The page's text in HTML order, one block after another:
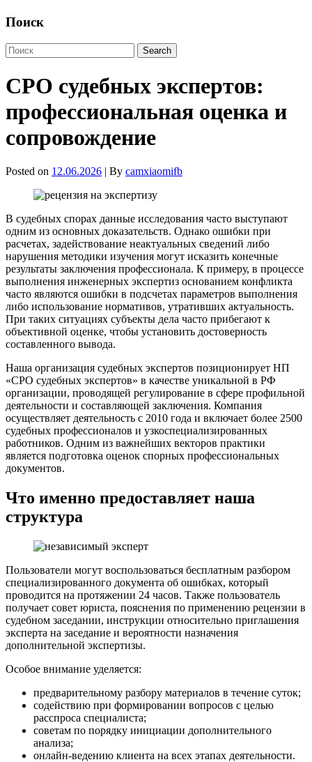
Поиск
СРО судебных экспертов:
профессиональная оценка и
сопровождение
Posted on 12.06.2026 | By camxiaomifb
В судебных спорах данные исследования часто выступают
одним из основных доказательств. Однако ошибки при
расчетах, задействование неактуальных сведений либо
нарушения методики изучения могут исказить конечные
результаты заключения профессионала. К примеру, в процессе
выполнения инженерных экспертиз основанием конфликта
часто являются ошибки в подсчетах параметров выполнения
либо использование нормативов, утративших актуальность.
При таких ситуациях субъекты дела часто прибегают к
объективной оценке, чтобы установить достоверность
составленного вывода.
Наша организация судебных экспертов позиционирует НП
«СРО судебных экспертов» в качестве уникальной в РФ
организации, проводящей регулирование в сфере профильной
деятельности и составляющей заключения. Компания
осуществляет деятельность с 2010 года и включает более 2500
судебных профессионалов и узкоспециализированных
работников. Одним из важнейших векторов практики
является подготовка оценок спорных профессиональных
документов.
Что именно предоставляет наша
структура
Пользователи могут воспользоваться бесплатным разбором
специализированного документа об ошибках, который
проводится на протяжении 24 часов. Также пользователь
получает совет юриста, пояснения по применению рецензии в
судебном заседании, инструкции относительно приглашения
эксперта на заседание и вероятности назначения
дополнительной экспертизы.
Особое внимание уделяется:
предварительному разбору материалов в течение суток;
содействию при формировании вопросов с целью
расспроса специалиста;
советам по порядку инициации дополнительного
анализа;
онлайн-ведению клиента на всех этапах деятельности.